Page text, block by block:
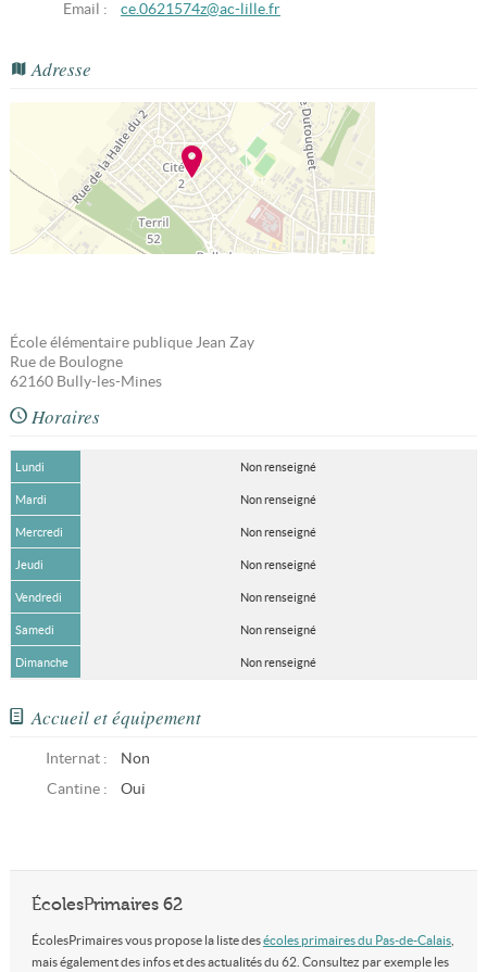
Email : ce.0621574z@ac-lille.fr
Adresse
École élémentaire publique Jean Zay
Rue de Boulogne
62160 Bully-les-Mines
Horaires
Lundi Non renseigné
Mardi Non renseigné
Mercredi Non renseigné
Jeudi Non renseigné
Vendredi Non renseigné
Samedi Non renseigné
Dimanche Non renseigné
Accueil et équipement
Internat :
Non
Cantine :
Oui
ÉcolesPrimaires 62
ÉcolesPrimaires vous propose la liste desécoles primaires du Pas-de-Calais,
mais également des infos et des actualités du 62. Consultez par exemple les